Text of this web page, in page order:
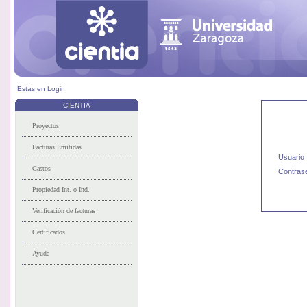
Estás en Login
CIENTIA
Usuario